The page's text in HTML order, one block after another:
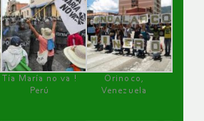
Tía María no va !
Perú
Orinoco,
Venezuela